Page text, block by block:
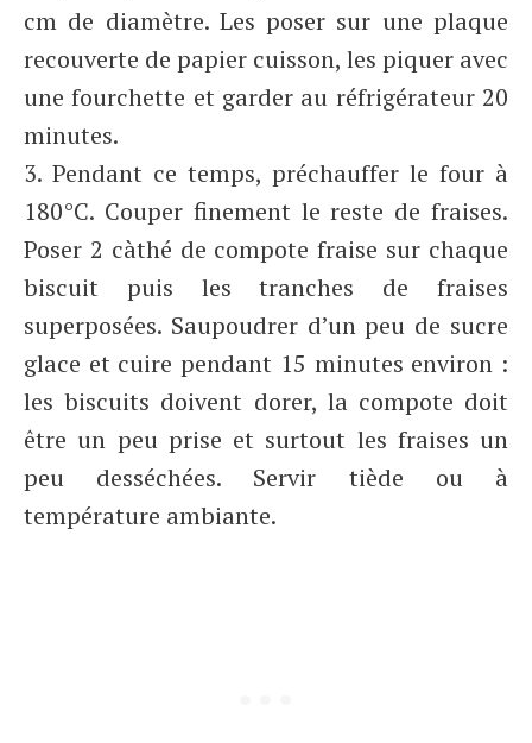
cm de diamètre. Les poser sur une plaque
recouverte de papier cuisson, les piquer avec
une fourchette et garder au réfrigérateur 20
minutes.
3. Pendant ce temps, préchauffer le four à
180°C. Couper finement le reste de fraises.
Poser 2 càthé de compote fraise sur chaque
biscuit puis les tranches de fraises
superposées. Saupoudrer d’un peu de sucre
glace et cuire pendant 15 minutes environ :
les biscuits doivent dorer, la compote doit
être un peu prise et surtout les fraises un
peu desséchées. Servir tiède ou à
température ambiante.